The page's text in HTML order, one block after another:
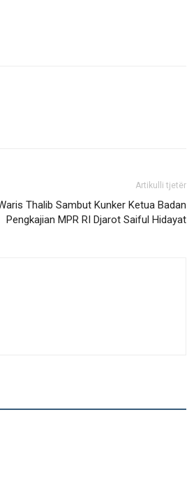
Artikulli tjetër
Thalib Sambut Kunker Ketua Badan
Pengkajian MPR RI Djarot Saiful Hidayat